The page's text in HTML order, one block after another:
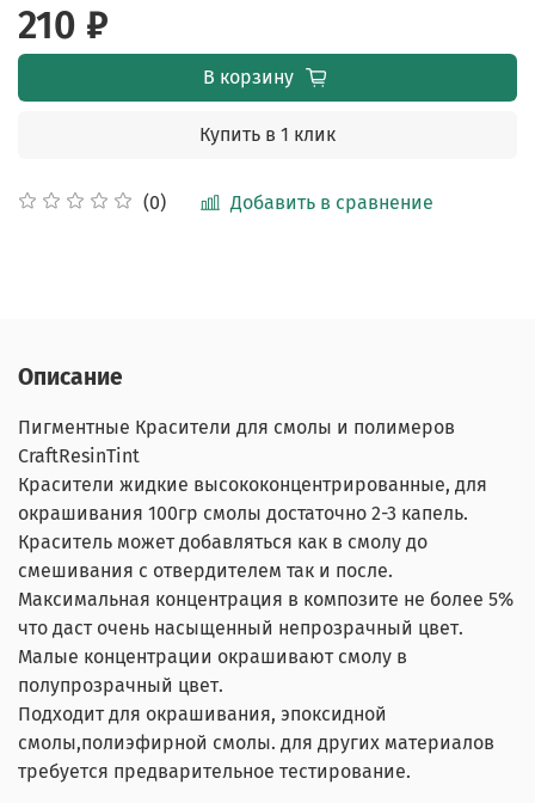
(0) Добавить в сравнение
210 ₽
В корзину
Купить в 1 клик
Описание
Пигментные Красители для смолы и полимеров
CraftResinTint
Красители жидкие высококонцентрированные, для
окрашивания 100гр смолы достаточно 2-3 капель.
Краситель может добавляться как в смолу до
смешивания с отвердителем так и после.
Максимальная концентрация в композите не более 5%
что даст очень насыщенный непрозрачный цвет.
Малые концентрации окрашивают смолу в
полупрозрачный цвет.
Подходит для окрашивания, эпоксидной
смолы,полиэфирной смолы. для других материалов
требуется предварительное тестирование.